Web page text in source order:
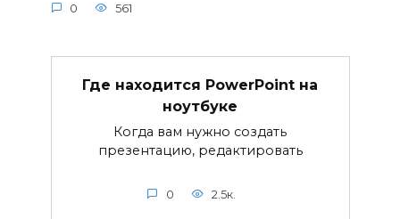
0 561
Где находится PowerPoint на
ноутбуке
Когда вам нужно создать
презентацию, редактировать
0 2.5к.